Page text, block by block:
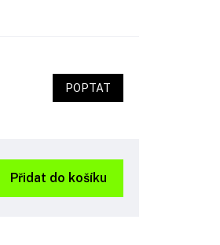
Přidat do košíku
POPTAT